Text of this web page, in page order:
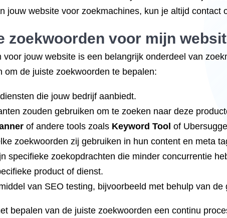
jouw website voor zoekmachines, kun je altijd contact
zoekwoorden voor mijn
jouw website is een belangrijk onderdeel van
de juiste zoekwoorden te bepalen:
die jouw bedrijf aanbiedt.
zouden gebruiken om te zoeken naar deze
of andere tools zoals Keyword Tool of
zoekwoorden zij gebruiken in hun content en meta
specifieke zoekopdrachten die minder concurrentie
product of dienst.
van SEO testing, bijvoorbeeld met behulp van de
bepalen van de juiste zoekwoorden een continu